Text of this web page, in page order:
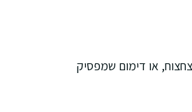
או דימום שמפסיק